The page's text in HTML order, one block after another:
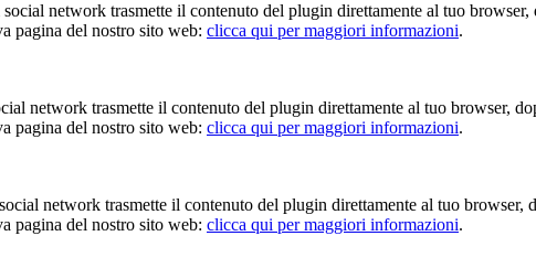
network trasmette il contenuto del plugin direttamente al tuo
pagina del nostro sito web: clicca qui per maggiori informazioni.
network trasmette il contenuto del plugin direttamente al tuo browser,
pagina del nostro sito web: clicca qui per maggiori informazioni.
network trasmette il contenuto del plugin direttamente al tuo browser,
pagina del nostro sito web: clicca qui per maggiori informazioni.